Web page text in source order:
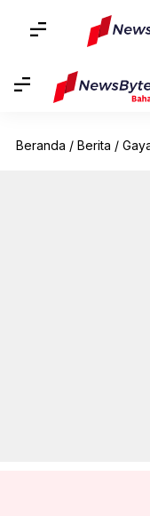
Beranda / Berita /